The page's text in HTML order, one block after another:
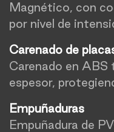
Magnético, con
por nivel de
Carenado de
Carenado en
espesor,
Empuñaduras
Empuñadura de